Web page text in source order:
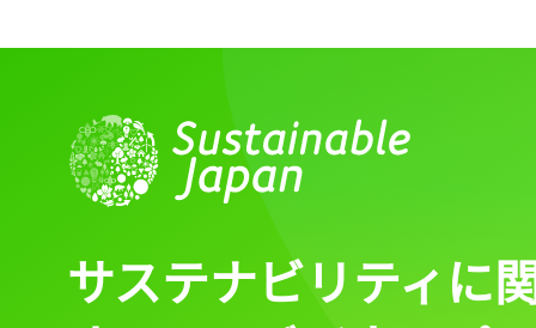
サステナビリティに